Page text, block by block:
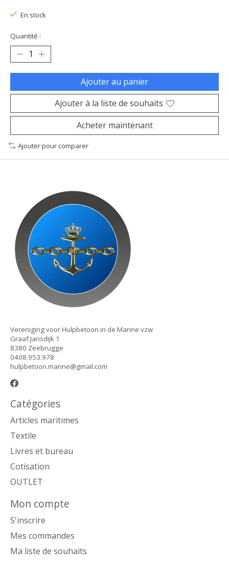
En stock
Quantité :
Ajouter au panier
Ajouter à la liste de souhaits
Acheter maintenant
Ajouter pour comparer
Vereniging voor Hulpbetoon in de Marine vzw
Graaf Jansdijk 1
8380 Zeebrugge
0408.953.978
hulpbetoon.marine@gmail.com
Catégories
Articles maritimes
Textile
Livres et bureau
Cotisation
OUTLET
Mon compte
S'inscrire
Mes commandes
Ma liste de souhaits